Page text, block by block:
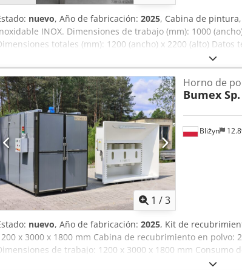
nuevo, Año de fabricación: 2025, Cabina de
INOX. Dimensiones de trabajo (mm): 1000
totales (mm): 1200 (ancho) x 2200 (alto) Datos
Capacidad: 4500 m³/h, Presión: 870 Pa, Filtración de aire
prueba de explosiones, Inversor para ajustar la
hermética IP 65. ELIJA BUMEX SP. Z O.O.
mercado. Asesoramiento y servicio profesionales.
y postgarantía. Documentación técnica completa.
los productos de la marca BUMEX SP. Z O.O.
servicio de transporte; los precios se acuerdan en
con IVA. ¡Plazos de entrega cortos! ¡Posibilidad
dimensiones personalizadas! No dude en ponerse en
1 /3
Bliżyn
Horno de
Bumex
nuevo, Año de fabricación: 2025, Kit de
x 3000 x 1800 mm Cabina de recubrimiento en polvo:
de trabajo: 1200 x 3000 x 1800 mm Consumo
funcionamiento: 230 °C Equipamiento: Carro interior Carro